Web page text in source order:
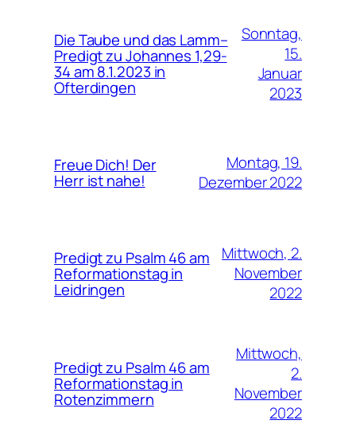
Die Taube und das Lamm–
Predigt zu Johannes 1,29-
34 am 8.1.2023 in
Ofterdingen
Sonntag,
15.
Januar
2023
Freue Dich! Der
Herr ist nahe!
Montag, 19.
Dezember 2022
Predigt zu Psalm 46 am
Reformationstag in
Leidringen
Mittwoch, 2.
November
2022
Predigt zu Psalm 46 am
Reformationstag in
Rotenzimmern
Mittwoch,
2.
November
2022